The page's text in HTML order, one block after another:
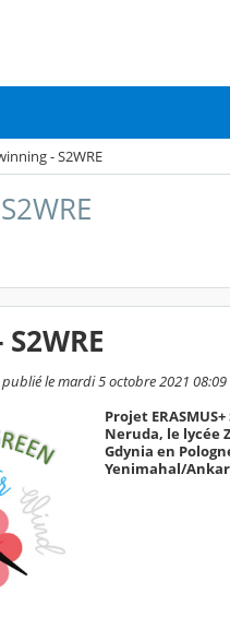
- S2WRE
le mardi 5 octobre 2021
Projet
Neruda, le lycée
Gdynia en
Yenimahal/